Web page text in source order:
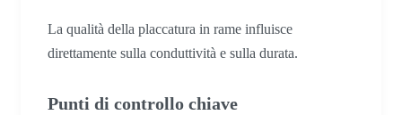
La qualità della placcatura in rame influisce
direttamente sulla conduttività e sulla durata.
Punti di controllo chiave